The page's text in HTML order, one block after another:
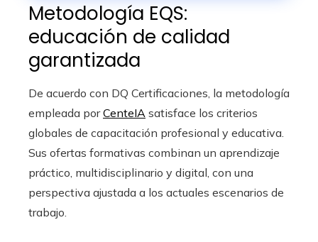
Metodología EQS:
educación de calidad
garantizada
De acuerdo con DQ Certificaciones, la metodología
empleada porCenteIA satisface los criterios
globales de capacitación profesional y educativa.
Sus ofertas formativas combinan un aprendizaje
práctico, multidisciplinario y digital, con una
perspectiva ajustada a los actuales escenarios de
trabajo.